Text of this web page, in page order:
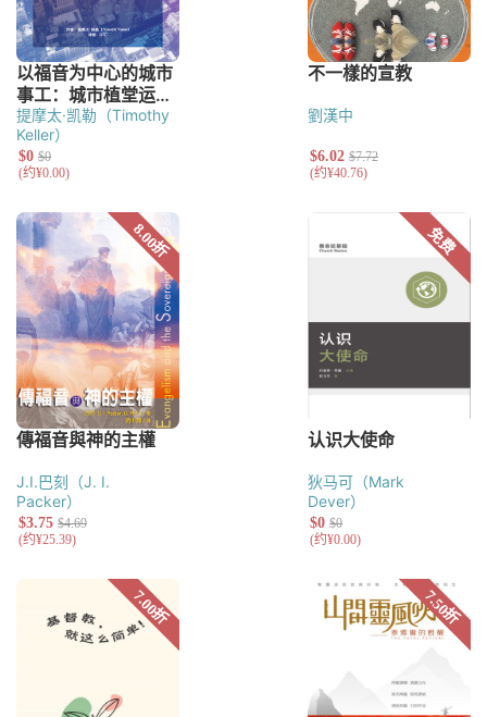
提摩太·凯勒（Timothy
Keller）
劉漢中
J.I.巴刻（J. I.
Packer）
狄马可（Mark
Dever）